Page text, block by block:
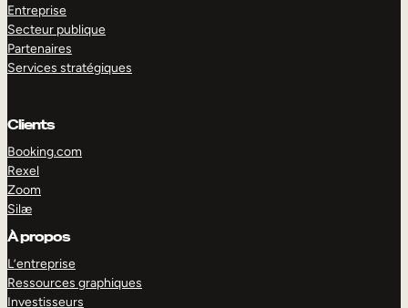
Entreprise
Secteur publique
Partenaires
Services stratégiques
Clients
Booking.com
Rexel
Zoom
Silæ
À propos
L’entreprise
Ressources graphiques
Investisseurs